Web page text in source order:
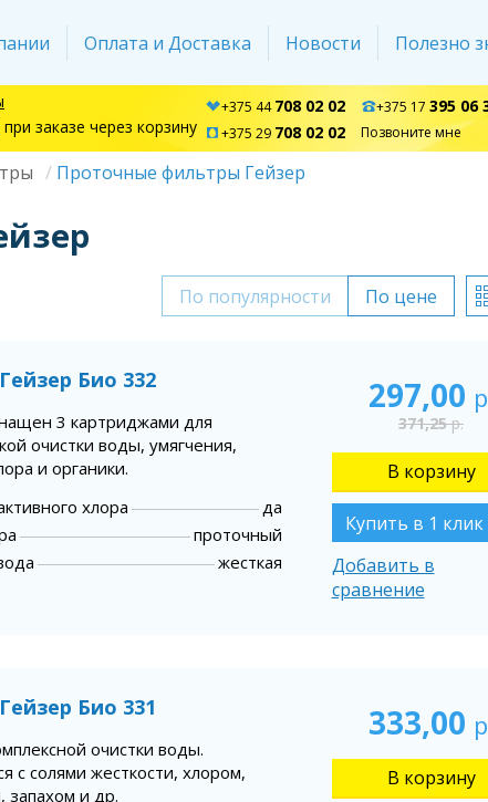
Оплата и Доставка Новости Полезно
при заказе через корзину
+375 44708 02 02
+375 29 708 02 02
+375 17 395 06
Позвоните мне
Проточные фильтры Гейзер
По популярности По цене
Био 332
3 картриджами для
очистки воды, умягчения,
и органики.
хлора
да
проточный
жесткая
297,00
371,25р.
Купить в 1 клик
Добавить в
сравнение
Био 331
очистки воды.
с солями жесткости, хлором,
запахом и др.
333,00